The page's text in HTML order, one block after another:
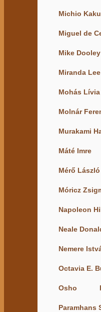
Michio Kaku
Miguel de
Mike Dooley
Miranda Lee
Mohás Lívia
Molnár
Murakami
Máté Imre
Mérő László
Móricz
Napoleon
Neale
Nemere
Octavia E.
Osho
Paramhans